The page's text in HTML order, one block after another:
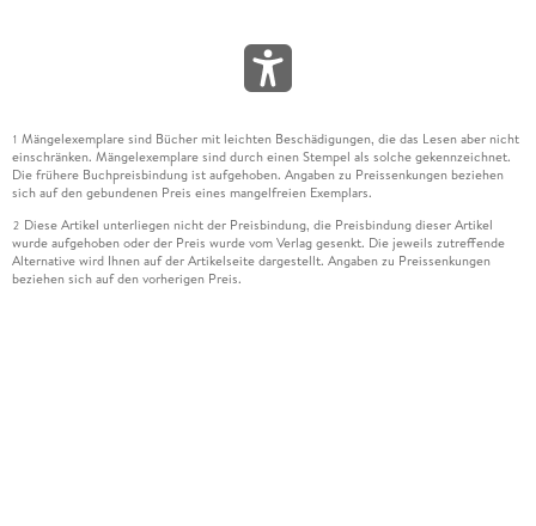
1 Mängelexemplare sind Bücher mit leichten Beschädigungen, die das Lesen aber nicht
einschränken. Mängelexemplare sind durch einen Stempel als solche gekennzeichnet.
Die frühere Buchpreisbindung ist aufgehoben. Angaben zu Preissenkungen beziehen
sich auf den gebundenen Preis eines mangelfreien Exemplars.
2 Diese Artikel unterliegen nicht der Preisbindung, die Preisbindung dieser Artikel
wurde aufgehoben oder der Preis wurde vom Verlag gesenkt. Die jeweils zutreffende
Alternative wird Ihnen auf der Artikelseite dargestellt. Angaben zu Preissenkungen
beziehen sich auf den vorherigen Preis.